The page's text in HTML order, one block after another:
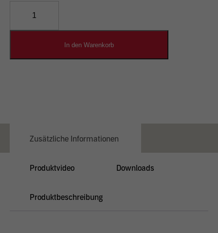
Designputz
In den Warenkorb
Zusätzliche Informationen
Produktvideo Downloads
Produktbeschreibung